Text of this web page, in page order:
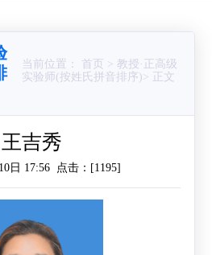
当前位置： 首页 > 教授·正高级
实验师(按姓氏拼音排序)> 正文
王吉秀
日 17:56 点击：[1195]